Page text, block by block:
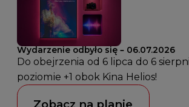
Wydarzenie odbyło się – 06.07.2026
Do obejrzenia od 6 lipca do 6
poziomie +1 obok Kina Helios!
Zobacz na planie